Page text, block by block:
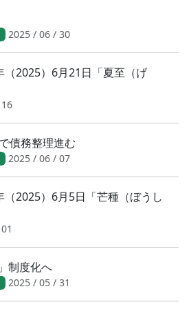
2025 / 06 / 30
2025）6月21日「夏至（げ
債務整理進む
2025 / 06 / 07
2025）6月5日「芒種（ぼうし
制度化へ
2025 / 05 / 31